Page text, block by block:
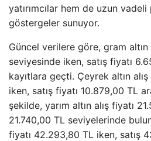
yatırımcılar hem de uzun
göstergeler sunuyor.
Güncel verilere göre, gram
seviyesinde iken, satış fiyatı
kayıtlara geçti. Çeyrek altın
iken, satış fiyatı 10.879,00 TL
şekilde, yarım altın alış fiyatı
21.740,00 TL seviyelerinde
fiyatı 42.293,80 TL iken, satış